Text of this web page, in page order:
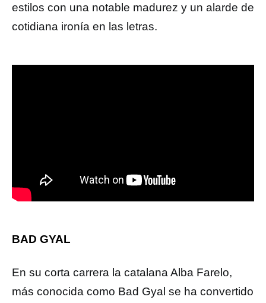
estilos con una notable madurez y un alarde de
cotidiana ironía en las letras.
BAD GYAL
En su corta carrera la catalana Alba Farelo,
más conocida como Bad Gyal se ha convertido